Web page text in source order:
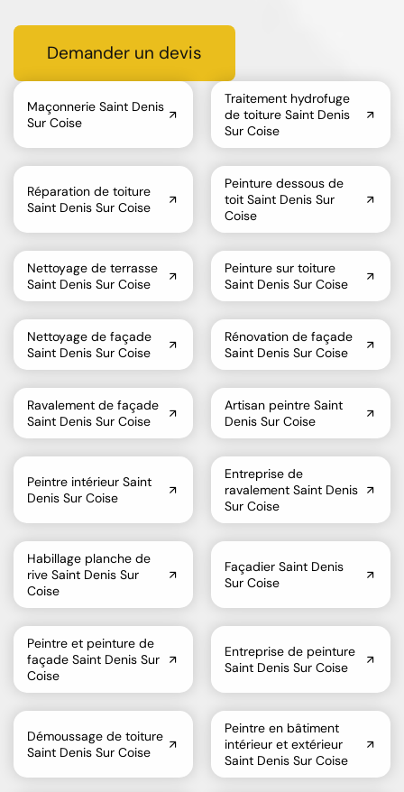
Demander un devis
Maçonnerie Saint Denis
Sur Coise
Traitement hydrofuge
de toiture Saint Denis
Sur Coise
Réparation de toiture
Saint Denis Sur Coise
Peinture dessous de
toit Saint Denis Sur
Coise
Nettoyage de terrasse
Saint Denis Sur Coise
Peinture sur toiture
Saint Denis Sur Coise
Nettoyage de façade
Saint Denis Sur Coise
Rénovation de façade
Saint Denis Sur Coise
Ravalement de façade
Saint Denis Sur Coise
Artisan peintre Saint
Denis Sur Coise
Peintre intérieur Saint
Denis Sur Coise
Entreprise de
ravalement Saint Denis
Sur Coise
Habillage planche de
rive Saint Denis Sur
Coise
Façadier Saint Denis
Sur Coise
Peintre et peinture de
façade Saint Denis Sur
Coise
Entreprise de peinture
Saint Denis Sur Coise
Démoussage de toiture
Saint Denis Sur Coise
Peintre en bâtiment
intérieur et extérieur
Saint Denis Sur Coise